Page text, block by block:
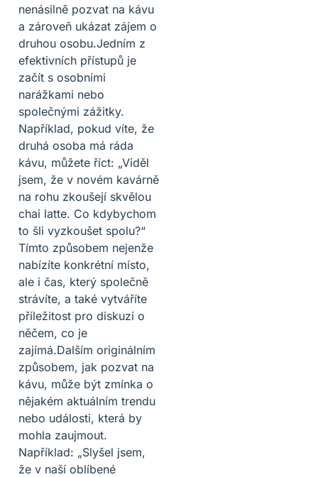
nenásilně pozvat na kávu
a zároveň ukázat zájem o
druhou osobu.Jedním z
efektivních přístupů je
začít s osobními
narážkami nebo
společnými zážitky.
Například, pokud víte, že
druhá osoba má ráda
kávu, můžete říct: „Viděl
jsem, že v novém kavárně
na rohu zkoušejí skvělou
chai latte. Co kdybychom
to šli vyzkoušet spolu?“
Tímto způsobem nejenže
nabízíte konkrétní místo,
ale i čas, který společně
strávíte, a také vytváříte
příležitost pro diskuzi o
něčem, co je
zajímá.Dalším originálním
způsobem, jak pozvat na
kávu, může být zmínka o
nějakém aktuálním trendu
nebo události, která by
mohla zaujmout.
Například: „Slyšel jsem,
že v naší oblíbené